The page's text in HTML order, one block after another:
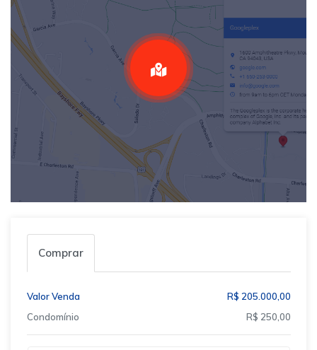
Comprar
Valor Venda
R$ 205.000,00
Condomínio
R$ 250,00